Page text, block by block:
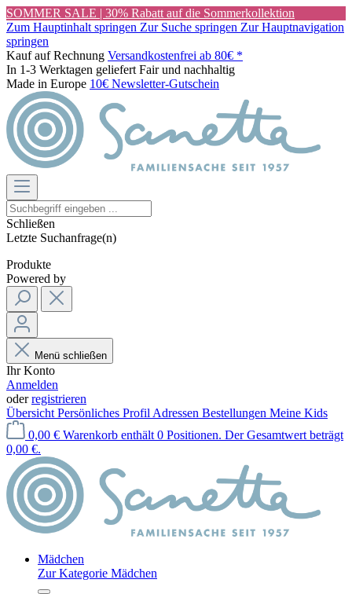
SOMMER SALE | 30% Rabatt auf die Sommerkollektion
Zum Hauptinhalt springen Zur Suche springen Zur Hauptnavigation
springen
Kauf auf Rechnung Versandkostenfrei ab 80€ *
In 1-3 Werktagen geliefert Fair und nachhaltig
Made in Europe 10€ Newsletter-Gutschein
Schließen
Letzte Suchanfrage(n)
Produkte
Powered by
Menü schließen
Ihr Konto
Anmelden
oderregistrieren
Übersicht Persönliches Profil Adressen Bestellungen Meine Kids
0,00 € Warenkorb enthält 0 Positionen. Der Gesamtwert beträgt
0,00 €.
Mädchen
Zur Kategorie Mädchen